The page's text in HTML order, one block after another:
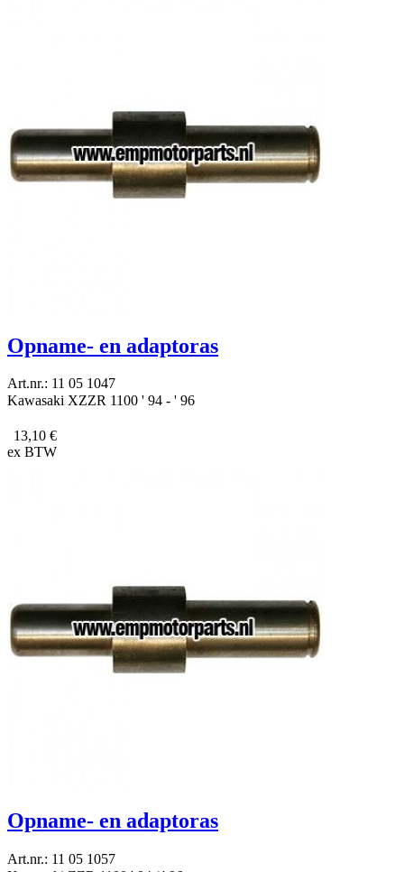
Opname- en adaptoras
Art.nr.: 11 05 1047
Kawasaki XZZR 1100 ' 94 - ' 96
13,10 €
ex BTW
Opname- en adaptoras
Art.nr.: 11 05 1057